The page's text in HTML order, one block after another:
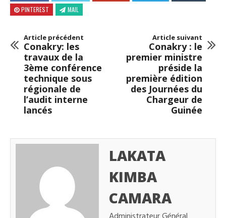
PINTEREST
MAIL
Article précédent
Conakry: les
travaux de la
3ème conférence
technique sous
régionale de
l’audit interne
lancés
Article suivant
Conakry : le
premier ministre
préside la
première édition
des Journées du
Chargeur de
Guinée
LAKATA
KIMBA
CAMARA